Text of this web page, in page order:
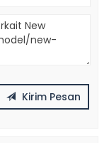
Kirim Pesan